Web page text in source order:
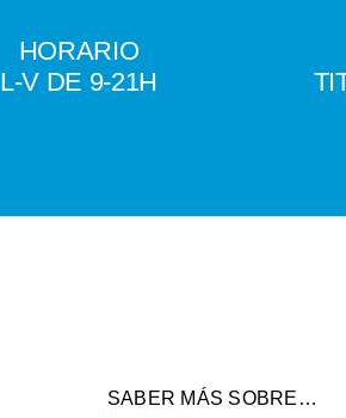
HORARIO
L-V DE 9-21H
SABER MÁS SOBRE…